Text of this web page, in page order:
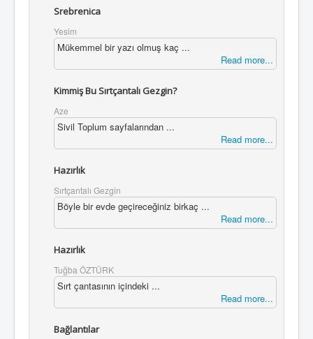
Srebrenica
Yesim
Mükemmel bir yazı olmuş kaç ...
Read more...
Kimmiş Bu Sırtçantalı Gezgin?
Aze
Sivil Toplum sayfalarından ...
Read more...
Hazırlık
Sırtçantalı Gezgin
Böyle bir evde geçireceğiniz birkaç ...
Read more...
Hazırlık
Tuğba ÖZTÜRK
Sırt çantasının içindeki ...
Read more...
Bağlantılar